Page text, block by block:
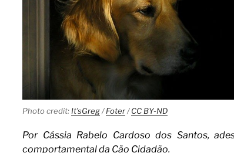
Photo credit: It’sGreg/Foter/CC BY-ND
Por Cássia Rabelo Cardoso dos Santos,
comportamental da Cão Cidadão.